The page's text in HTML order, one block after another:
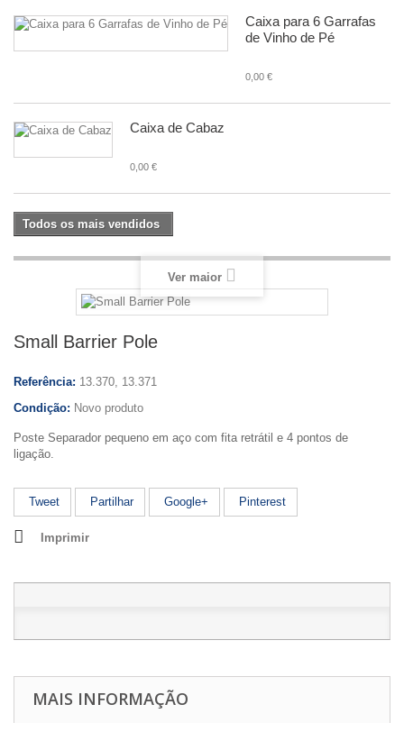
Caixa para 6 Garrafas
de Vinho de Pé
0,00 €
Caixa de Cabaz
0,00 €
Todos os mais vendidos
Ver maior
Small Barrier Pole
Referência: 13.370, 13.371
Condição: Novo produto
Poste Separador pequeno em aço com fita retrátil e 4 pontos de
ligação.
Tweet Partilhar Google+ Pinterest
Imprimir
MAIS INFORMAÇÃO